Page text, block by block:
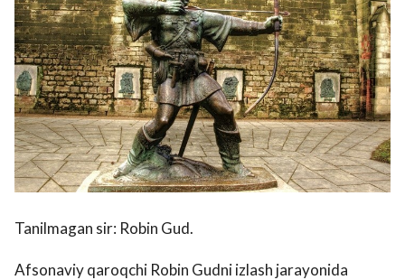
Tanilmagan sir: Robin Gud.
Afsonaviy qaroqchi Robin Gudni izlash jarayonida